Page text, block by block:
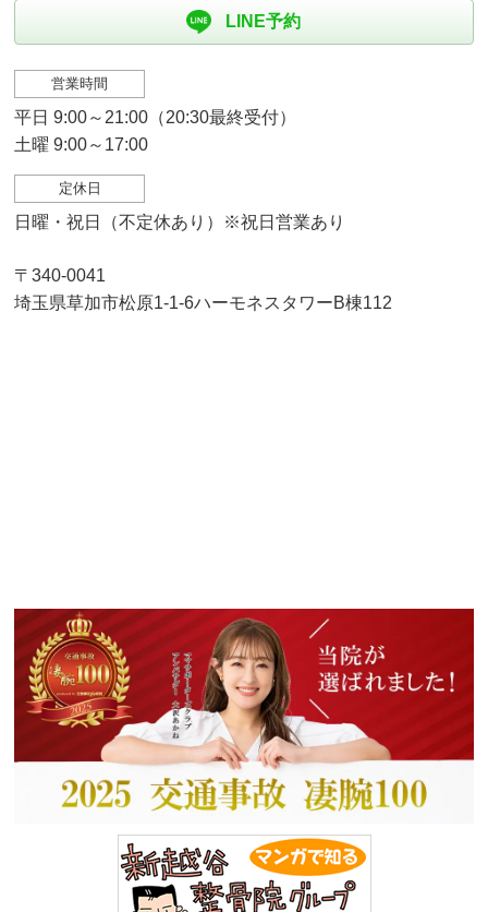
LINE予約
営業時間
平日 9:00～21:00（20:30最終受付）
土曜 9:00～17:00
定休日
日曜・祝日（不定休あり）※祝日営業あり
〒340-0041
埼玉県草加市松原1-1-6ハーモネスタワーB棟112